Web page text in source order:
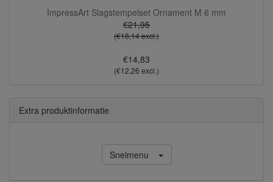
ImpressArt Slagstempelset Ornament M 6 mm
€21,95
(€18,14 excl.)
€14,83
(€12,26 excl.)
Extra produktinformatie
Snelmenu